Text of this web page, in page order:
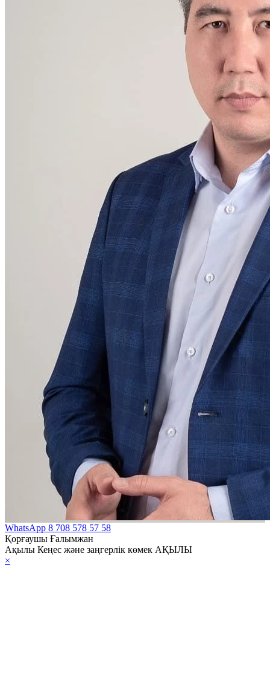
WhatsApp 8 708 578 57 58
Қорғаушы Ғалымжан
Ақылы Кеңес және заңгерлік көмек АҚЫЛЫ
×